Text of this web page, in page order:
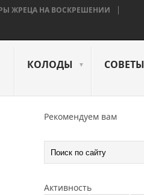
ЖРЕЦА НА ВОСКРЕШЕНИИ
КОЛОДЫ ▼ СОВЕТЫ
Рекомендуем вам
Активность